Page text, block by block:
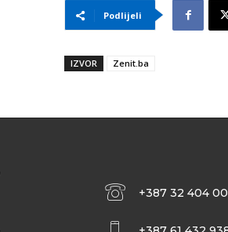
Podlijeli
IZVOR Zenit.ba
+387 32 404